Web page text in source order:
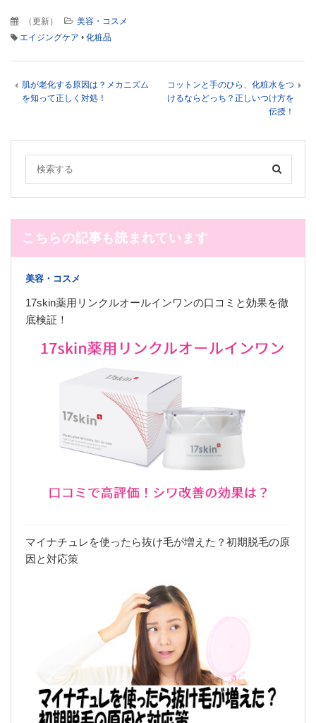
（更新）
美容・コスメ
エイジングケア • 化粧品
肌が老化する原因は？メカニズム
を知って正しく対処！
コットンと手のひら、化粧水をつ
けるならどっち？正しいつけ方を
伝授！
こちらの記事も読まれています
美容・コスメ
17skin薬用リンクルオールインワンの口コミと効果を徹
底検証！
マイナチュレを使ったら抜け毛が増えた？初期脱毛の原
因と対応策